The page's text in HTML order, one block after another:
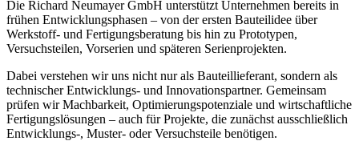
Die Richard Neumayer GmbH unterstützt Unternehmen bereits in
frühen Entwicklungsphasen – von der ersten Bauteilidee über
Werkstoff- und Fertigungsberatung bis hin zu Prototypen,
Versuchsteilen, Vorserien und späteren Serienprojekten.
Dabei verstehen wir uns nicht nur als Bauteillieferant, sondern als
technischer Entwicklungs- und Innovationspartner. Gemeinsam
prüfen wir Machbarkeit, Optimierungspotenziale und wirtschaftliche
Fertigungslösungen – auch für Projekte, die zunächst ausschließlich
Entwicklungs-, Muster- oder Versuchsteile benötigen.